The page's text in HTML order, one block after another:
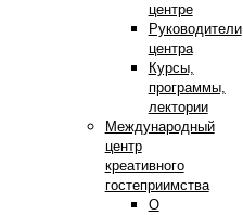
центре
Руководители
центра
Курсы,
программы,
лектории
Международный
центр
креативного
гостеприимства
О